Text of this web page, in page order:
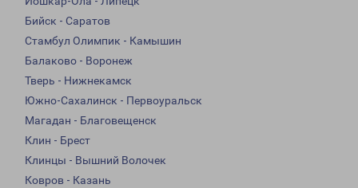
Бийск - Саратов
Стамбул Олимпик - Камышин
Балаково - Воронеж
Тверь - Нижнекамск
Южно-Сахалинск - Первоуральск
Магадан - Благовещенск
Клин - Брест
Клинцы - Вышний Волочек
Ковров - Казань